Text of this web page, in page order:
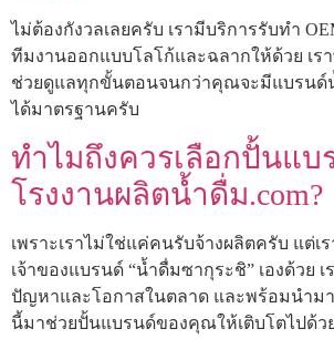
ไม่ต้องกังวลเลยครับ เรามีบริการรับทำ
ทีมงานออกแบบโลโก้และฉลากให้ด้วย เร
ช่วยดูแลทุกขั้นตอนจนกว่าคุณจะมีแบรนด์
ได้มาตรฐานครับ
ทำไมถึงควรเลือกปั้นแบ
โรงงานผลิตน้ำดื่ม.com?
เพราะเราไม่ใช่แค่คนรับจ้างผลิตครับ แต่เ
เจ้าของแบรนด์ “น้ำดื่มซากุระชิ” เองด้วย เ
ปัญหาและโอกาสในตลาด และพร้อมนำมา
นี้มาช่วยปั้นแบรนด์ของคุณให้เติบโตไปด้ว